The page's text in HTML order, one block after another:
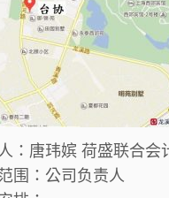
：唐玮嫔 荷盛联合
围：公司负责人